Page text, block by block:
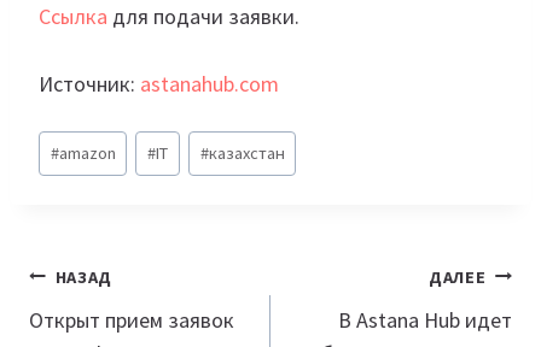
Ссылка для подачи заявки.
Источник: astanahub.com
Метки
записи:
#amazon #IT #казахстан
Навигация
по
НАЗАД
Открыт прием заявок
ДАЛЕЕ
В Astana Hub идет